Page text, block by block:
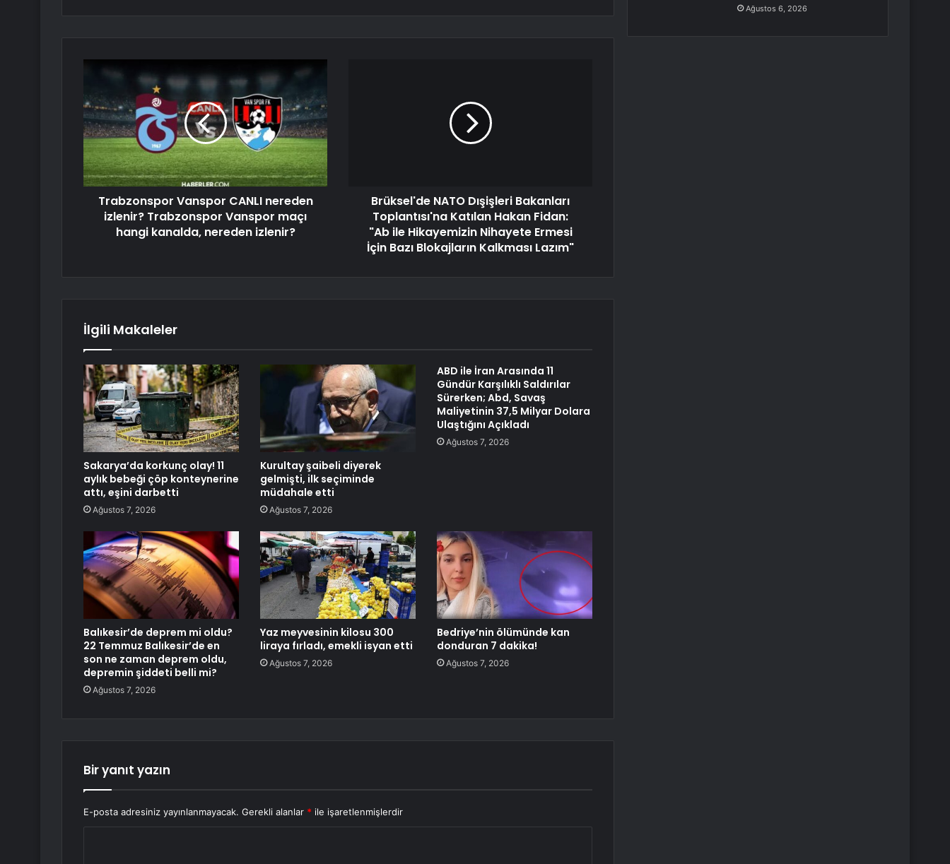
Trabzonspor Vanspor CANLI nereden
izlenir? Trabzonspor Vanspor maçı
hangi kanalda, nereden izlenir?
Brüksel'de NATO Dışişleri Bakanları
Toplantısı'na Katılan Hakan Fidan:
"Ab ile Hikayemizin Nihayete Ermesi
İçin Bazı Blokajların Kalkması Lazım"
İlgili Makaleler
Sakarya’da korkunç olay! 11
aylık bebeği çöp konteynerine
attı, eşini darbetti
Ağustos 7, 2026
Kurultay şaibeli diyerek
gelmişti, ilk seçiminde
müdahale etti
Ağustos 7, 2026
ABD ile İran Arasında 11
Gündür Karşılıklı Saldırılar
Sürerken; Abd, Savaş
Maliyetinin 37,5 Milyar Dolara
Ulaştığını Açıkladı
Ağustos 7, 2026
Balıkesir’de deprem mi oldu?
22 Temmuz Balıkesir’de en
son ne zaman deprem oldu,
depremin şiddeti belli mi?
Ağustos 7, 2026
Yaz meyvesinin kilosu 300
liraya fırladı, emekli isyan etti
Ağustos 7, 2026
Bedriye’nin ölümünde kan
donduran 7 dakika!
Ağustos 7, 2026
Bir yanıt yazın
E-posta adresiniz yayınlanmayacak. Gerekli alanlar * ile işaretlenmişlerdir
Ağustos 6, 2026